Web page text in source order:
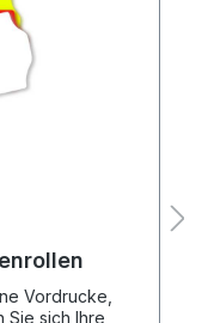
Vordrucke,